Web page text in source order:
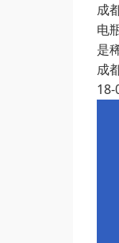
成
电
是
成
18-